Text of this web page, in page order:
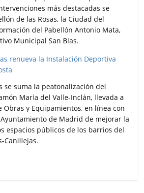
más destacadas se
de las Rosas, la Ciudad del
del Pabellón Antonio Mata,
Municipal San Blas.
se suma la peatonalización del
María del Valle-Inclán, llevada a
Obras y Equipamientos, en línea con
de Madrid de mejorar la
espacios públicos de los barrios del
Canillejas.